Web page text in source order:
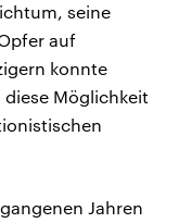
seine
auf
konnte
Möglichkeit
Jahren